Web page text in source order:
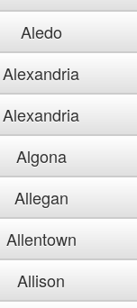
Aledo
Alexandria
Alexandria
Algona
Allegan
Allentown
Allison